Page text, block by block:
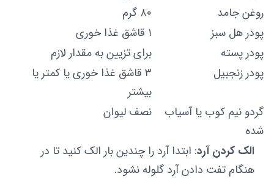
روغن جامد
۸۰ گرم
پودر هل سبز
۱ قاشق غذا خوری
پودر پسته
برای تزیین به مقدار لازم
پودر زنجبیل
۳ قاشق غذا خوری یا کمتر یا
بیشتر
گردو نیم کوب یا آسیاب
شده
نصف لیوان
الک کردن آرد: ابتدا آرد را چندین بار الک کنید تا در
هنگام تفت دادن آرد گلوله نشود.